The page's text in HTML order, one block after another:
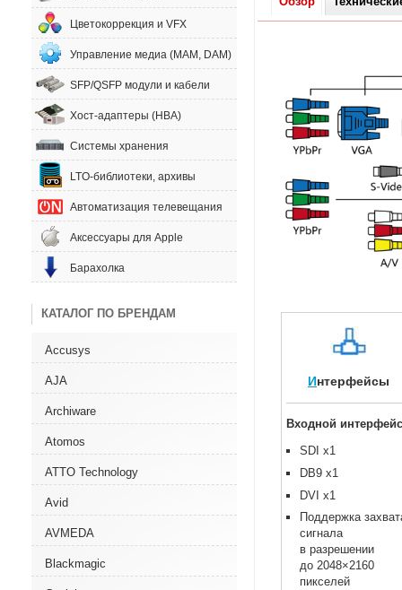
Цветокоррекция и VFX
Управление медиа (MAM, DAM)
SFP/QSFP модули и кабели
Хост-адаптеры (HBA)
Системы хранения
LTO-библиотеки, архивы
Автоматизация телевещания
Аксессуары для Apple
Барахолка
КАТАЛОГ ПО БРЕНДАМ
Accusys
AJA
Archiware
Atomos
ATTO Technology
Avid
AVMEDA
Blackmagic
Интерфейсы
Входной интерфейс
SDI x1
DB9 x1
DVI x1
Поддержка
сигнала
в разрешении
до 2048×2160
пикселей